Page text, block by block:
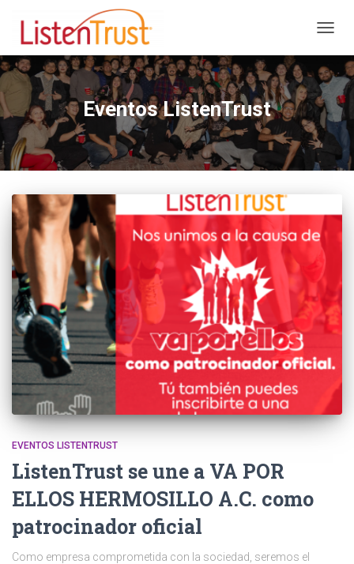
MODO
DE
Eventos ListenTrust
EVENTOS LISTENTRUST
ListenTrust se une a VA POR
ELLOS HERMOSILLO A.C. como
patrocinador oficial
Como empresa comprometida con la sociedad, seremos el